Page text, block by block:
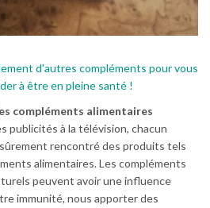
d'autres compléments pour vous
à être en pleine santé !
compléments alimentaires
publicités à la télévision, chacun
rencontré des produits tels
alimentaires. Les compléments
peuvent avoir une influence
immunité, nous apporter des